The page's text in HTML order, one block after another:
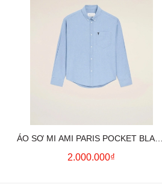
ÁO SƠ MI AMI PARIS POCKET BLACK
HEART LONG SLEEVE (BLUE)
2.000.000₫